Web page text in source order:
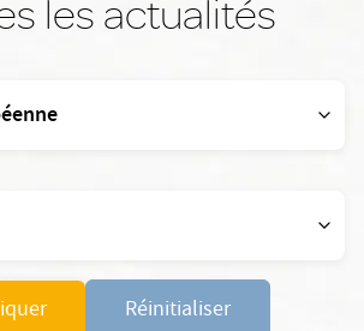
les actualités
Réinitialiser